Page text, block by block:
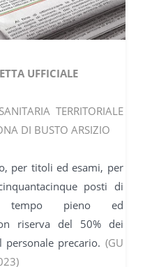
UFFICIALE
TERRITORIALE
DI BUSTO ARSIZIO
per titoli ed esami, per
posti di
tempo pieno ed
riserva del 50% dei
precario. (GU